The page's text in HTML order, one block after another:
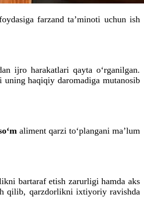
farzand taʼminoti uchun ish
ijro harakatlari qayta o‘rganilgan.
uning haqiqiy daromadiga mutanosib
aliment qarzi to‘plangani maʼlum
bartaraf etish zarurligi hamda aks
qilib, qarzdorlikni ixtiyoriy ravishda